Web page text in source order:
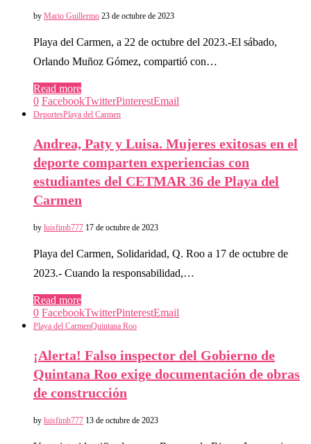
by Mario Guillermo 23 de octubre de 2023
Playa del Carmen, a 22 de octubre del 2023.-El sábado,
Orlando Muñoz Gómez, compartió con…
Read more
0 FacebookTwitterPinterestEmail
DeportesPlaya del Carmen
Andrea, Paty y Luisa. Mujeres exitosas en el
deporte comparten experiencias con
estudiantes del CETMAR 36 de Playa del
Carmen
by luisfimb777 17 de octubre de 2023
Playa del Carmen, Solidaridad, Q. Roo a 17 de octubre de
2023.- Cuando la responsabilidad,…
Read more
0 FacebookTwitterPinterestEmail
Playa del CarmenQuintana Roo
¡Alerta! Falso inspector del Gobierno de
Quintana Roo exige documentación de obras
de construcción
by luisfimb777 13 de octubre de 2023